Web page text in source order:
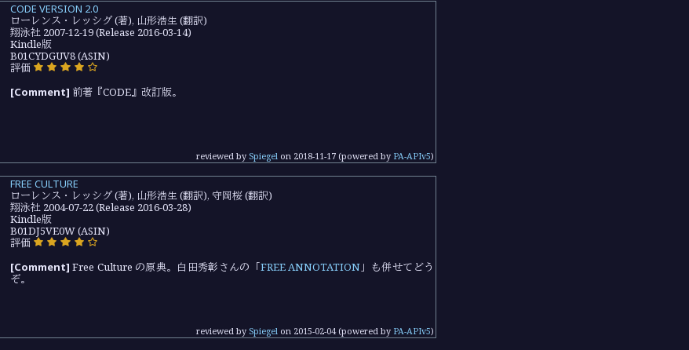
CODE VERSION 2.0
ローレンス・レッシグ (著), 山形浩生 (翻訳)
翔泳社 2007-12-19 (Release 2016-03-14)
Kindle版
B01CYDGUV8 (ASIN)
評価
[Comment] 前著『CODE』改訂版。
reviewed by Spiegel on 2018-11-17 (powered by PA-APIv5)
FREE CULTURE
ローレンス・レッシグ (著), 山形浩生 (翻訳), 守岡桜 (翻訳)
翔泳社 2004-07-22 (Release 2016-03-28)
Kindle版
B01DJ5VE0W (ASIN)
評価
[Comment] Free Culture の原典。白田秀彰さんの「FREE ANNOTATION 」も併せてどう
ぞ。
reviewed by Spiegel on 2015-02-04(powered by PA-APIv5)